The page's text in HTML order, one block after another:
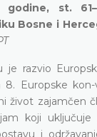
godine, st.
Bosne i
je razvio
8. Europske
život zajamčen
koji uključuje
i